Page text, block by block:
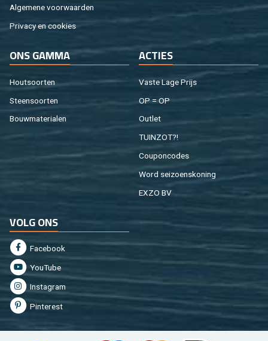
Al­ge­me­ne voor­waar­den
Pri­va­cy en coo­kies
ONS GAMMA
Hout­soor­ten
Steen­soor­ten
Bouw­ma­te­ri­a­len
AC­TIES
Vaste Lage Prijs
OP = OP
Out­let
TUIN­ZOT?!
Cou­pon­co­des
Word sei­zoens­ko­ning
EXZO BV
VOLG ONS
Fa­cebook
You­Tu­be
In­st­agram
Pin­te­rest